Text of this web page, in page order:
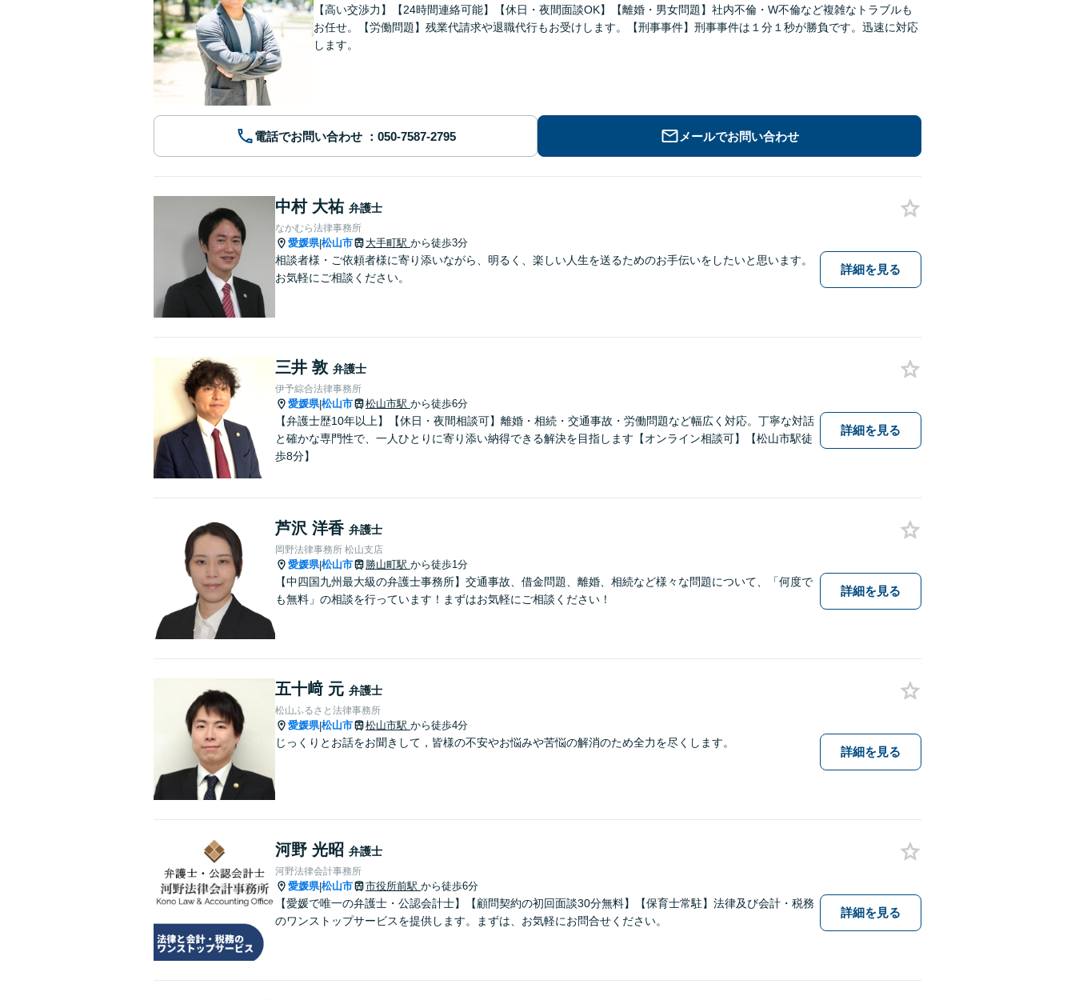
【高い交渉力】【24時間連絡可能】【休日・夜間面談OK】【離婚・男女問題】社内不倫・W不倫など複雑なトラブルも
お任せ。【労働問題】残業代請求や退職代行もお受けします。【刑事事件】刑事事件は１分１秒が勝負です。迅速に対応
します。
電話でお問い合わせ メールでお問い合わせ
中村 大祐 弁護士
なかむら法律事務所
愛媛県|松山市 大手町駅 から徒歩3分
相談者様・ご依頼者様に寄り添いながら、明るく、楽しい人生を送るためのお手伝いをしたいと思います。
お気軽にご相談ください。
詳細を見る
三井 敦 弁護士
伊予綜合法律事務所
愛媛県|松山市 松山市駅 から徒歩6分
【弁護士歴10年以上】【休日・夜間相談可】離婚・相続・交通事故・労働問題など幅広く対応。丁寧な対話
と確かな専門性で、一人ひとりに寄り添い納得できる解決を目指します【オンライン相談可】【松山市駅徒
歩8分】
詳細を見る
芦沢 洋香 弁護士
岡野法律事務所 松山支店
愛媛県|松山市 勝山町駅 から徒歩1分
【中四国九州最大級の弁護士事務所】交通事故、借金問題、離婚、相続など様々な問題について、「何度で
も無料」の相談を行っています！まずはお気軽にご相談ください！
詳細を見る
五十﨑 元 弁護士
松山ふるさと法律事務所
愛媛県|松山市 松山市駅 から徒歩4分
じっくりとお話をお聞きして，皆様の不安やお悩みや苦悩の解消のため全力を尽くします。
詳細を見る
河野 光昭 弁護士
河野法律会計事務所
愛媛県|松山市 市役所前駅 から徒歩6分
【愛媛で唯一の弁護士・公認会計士】【顧問契約の初回面談30分無料】【保育士常駐】法律及び会計・税務
のワンストップサービスを提供します。まずは、お気軽にお問合せください。
詳細を見る